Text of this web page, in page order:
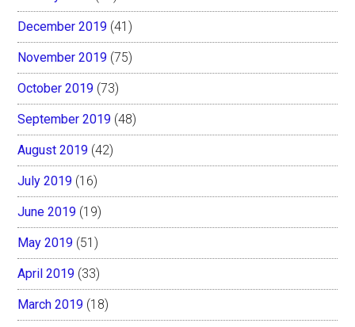
December 2019 (41)
November 2019 (75)
October 2019 (73)
September 2019 (48)
August 2019 (42)
July 2019 (16)
June 2019 (19)
May 2019 (51)
April 2019 (33)
March 2019 (18)